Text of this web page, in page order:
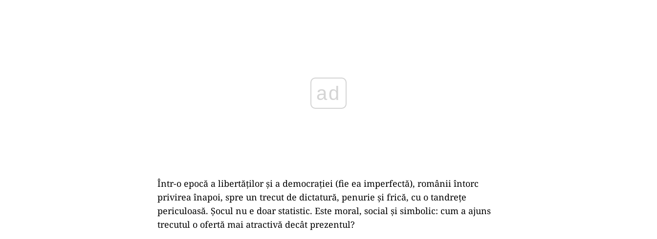
Într-o epocă a libertăților și a democrației (fie ea imperfectă), românii întorc
privirea înapoi, spre un trecut de dictatură, penurie și frică, cu o tandrețe
periculoasă. Șocul nu e doar statistic. Este moral, social și simbolic: cum a ajuns
trecutul o ofertă mai atractivă decât prezentul?